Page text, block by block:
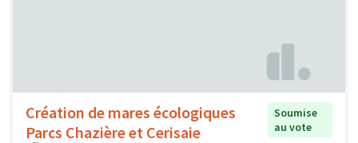
Création de mares écologiques
Parcs Chazière et Cerisaie
Soumise
au vote